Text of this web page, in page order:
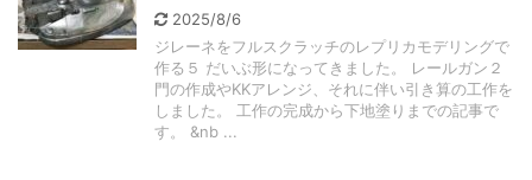
2025/8/6
ジレーネをフルスクラッチのレプリカモデリングで
作る５ だいぶ形になってきました。 レールガン２
門の作成やKKアレンジ、それに伴い引き算の工作を
しました。 工作の完成から下地塗りまでの記事で
す。 &nb ...